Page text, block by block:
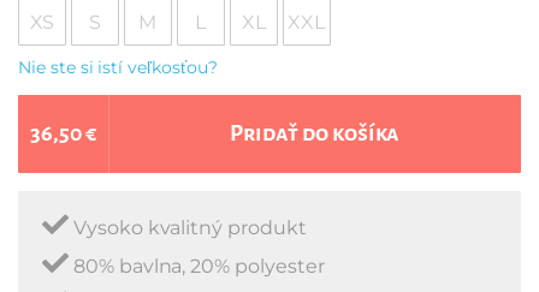
XS S M L XL XXL
Nie ste si istí veľkosťou?
36,50 € Pridať do košíka
Vysoko kvalitný produkt
80% bavlna, 20% polyester